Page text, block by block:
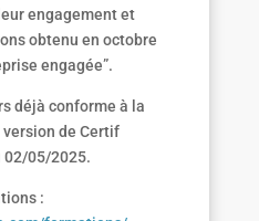
engagement et
obtenu en octobre
engagée”.
déjà conforme à la
de Certif
02/05/2025.
: